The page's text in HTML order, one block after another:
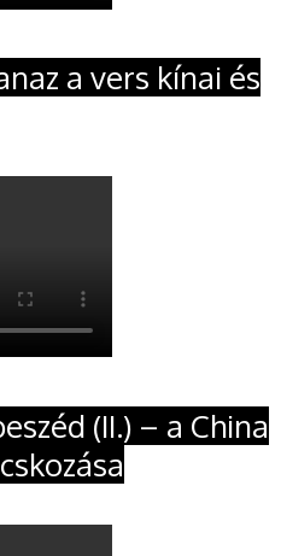
a vers kínai és
(II.) – a China